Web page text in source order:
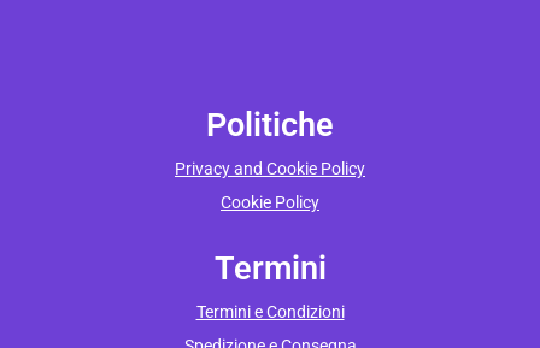
Politiche
Privacy and Cookie Policy
Cookie Policy
Termini
Termini e Condizioni